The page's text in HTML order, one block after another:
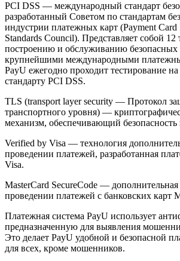
PCI DSS — международный стандарт
разработанный Советом по стандартам
индустрии платежных карт (Payment Card
Standards Council). Представляет собой 12
построению и обслуживанию безопасных
крупнейшими международными
PayU ежегодно проходит тестирование на
стандарту PCI DSS.
TLS (transport layer security — Протокол
транспортного уровня) —
механизм, обеспечивающий
Verified by Visa — технология
проведении платежей, разработанная
Visa.
MasterCard SecureCode —
проведении платежей с банковских карт
Платежная система PayU использует
предназначенную для выявления
Это делает PayU удобной и безопасной
для всех, кроме мошенников.